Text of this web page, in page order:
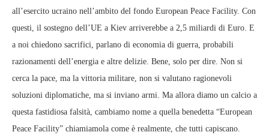
all’esercito ucraino nell’ambito del fondo European Peace Facility. Con
questi, il sostegno dell’UE a Kiev arriverebbe a 2,5 miliardi di Euro. E
a noi chiedono sacrifici, parlano di economia di guerra, probabili
razionamenti dell’energia e altre delizie. Bene, solo per dire. Non si
cerca la pace, ma la vittoria militare, non si valutano ragionevoli
soluzioni diplomatiche, ma si inviano armi. Ma allora diamo un calcio a
questa fastidiosa falsità, cambiamo nome a quella benedetta “European
Peace Facility” chiamiamola come è realmente, che tutti capiscano.